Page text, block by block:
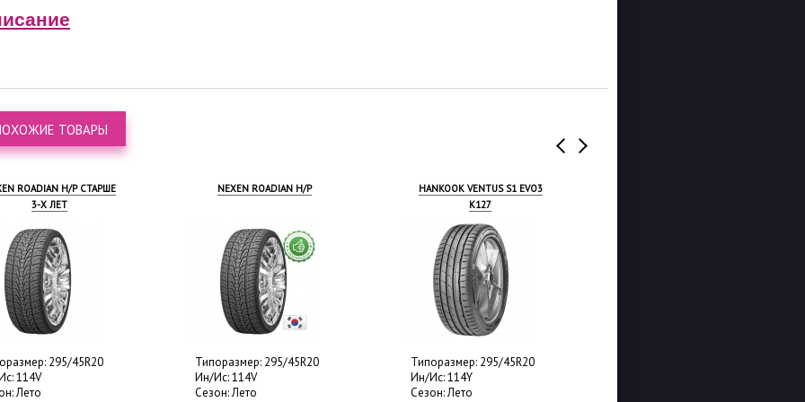
ТОВАРЫ
ROADIAN H/P СТАРШЕ
3-Х ЛЕТ
295/45R20
114V
Лето
NEXEN ROADIAN H/P
Типоразмер: 295/45R20
Ин/Ис: 114V
Сезон: Лето
HANKOOK VENTUS S1 EVO3
K127
Типоразмер: 295/45R20
Ин/Ис: 114Y
Сезон: Лето